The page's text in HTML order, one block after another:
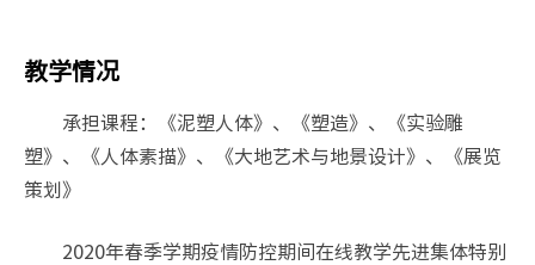
教学情况
承担课程：《泥塑人体》、《塑造》、《实验雕
塑》、《人体素描》、《大地艺术与地景设计》、《展览
策划》
2020年春季学期疫情防控期间在线教学先进集体特别